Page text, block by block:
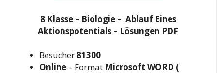
8 Klasse – Biologie – Ablauf Eines
Aktionspotentials – Lösungen PDF
Besucher 81300
Online – Format Microsoft WORD (